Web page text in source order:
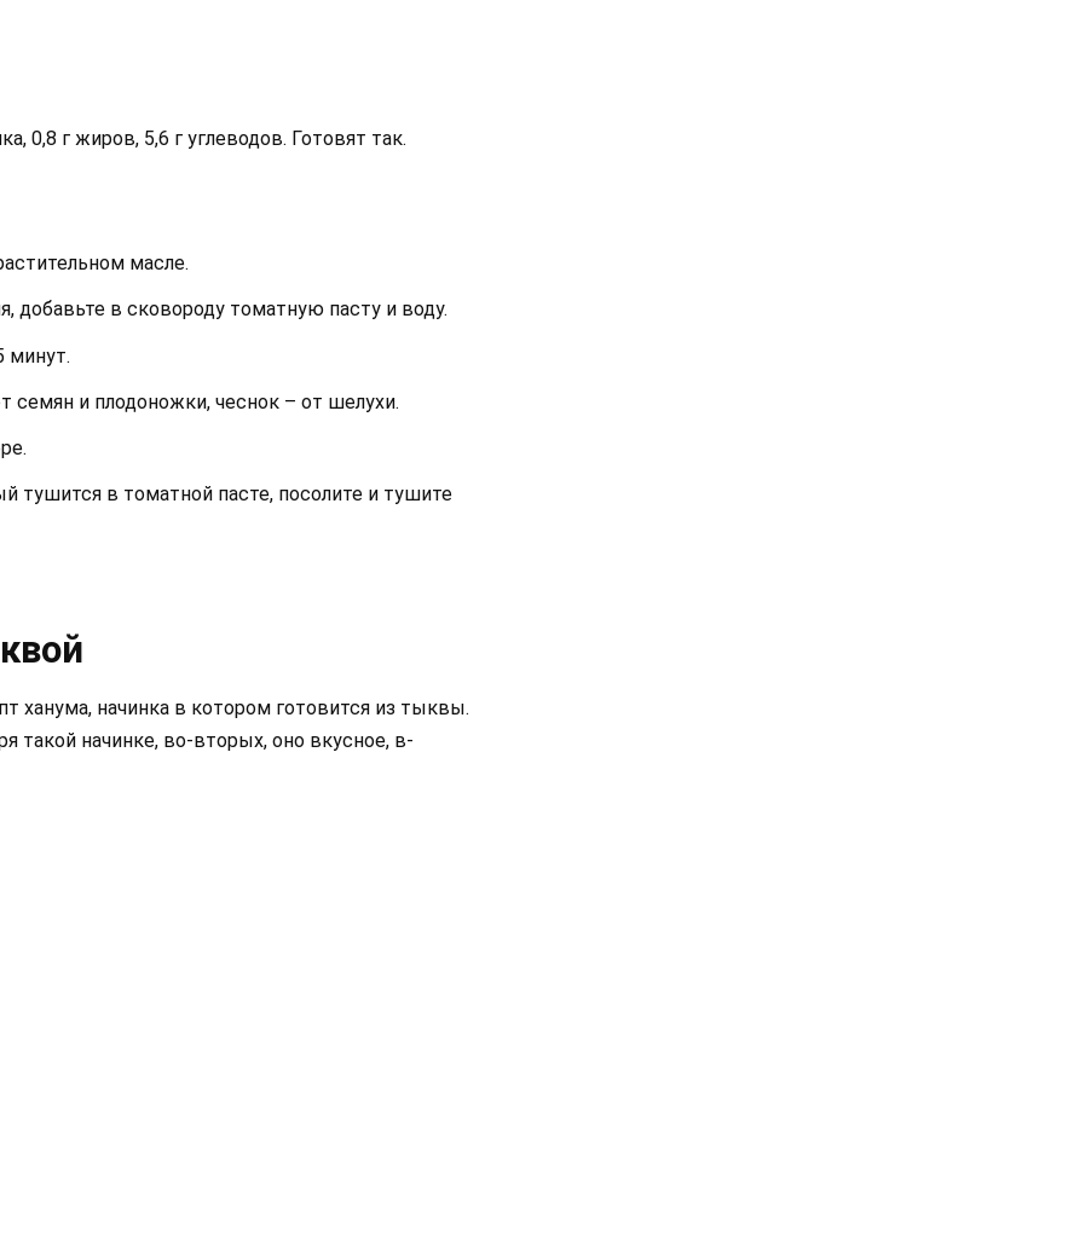
0,8 г жиров, 5,6 г углеводов. Готовят так.
масле.
добавьте в сковороду томатную пасту и воду.
минут.
семян и плодоножки, чеснок – от шелухи.
тушится в томатной пасте, посолите и тушите
ханума, начинка в котором готовится из тыквы.
такой начинке, во-вторых, оно вкусное, в-